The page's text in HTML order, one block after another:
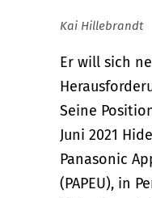
Kai Hillebrandt
Er will sich
Seine
Juni 2021
Panasonic
(PAPEU), in